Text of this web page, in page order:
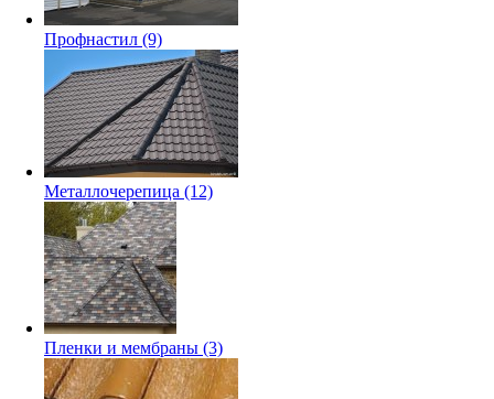
Профнастил (9)
Металлочерепица (12)
Пленки и мембраны (3)